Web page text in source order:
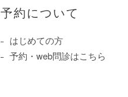
予約について
はじめての方
予約・web問診はこちら